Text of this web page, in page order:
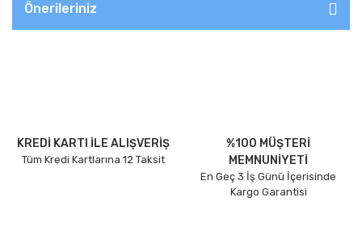
Önerileriniz
KREDİ KARTI İLE ALIŞVERİŞ
Tüm Kredi Kartlarına 12 Taksit
%100 MÜŞTERİ
MEMNUNİYETİ
En Geç 3 İş Günü İçerisinde
Kargo Garantisi